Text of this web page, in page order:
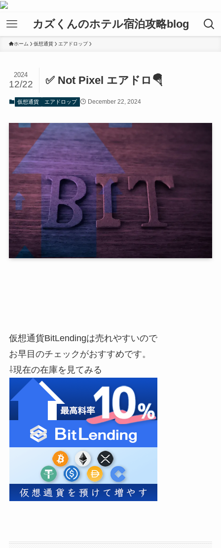
カズくんのホテル宿泊攻略blog
ホーム 仮想通貨 エアドロップ
✅ Not Pixel エアドロ🪂
2024
12/22
仮想通貨 エアドロップ December 22, 2024
仮想通貨BitLendingは売れやすいので
お早目のチェックがおすすめです。
⇩現在の在庫を見てみる